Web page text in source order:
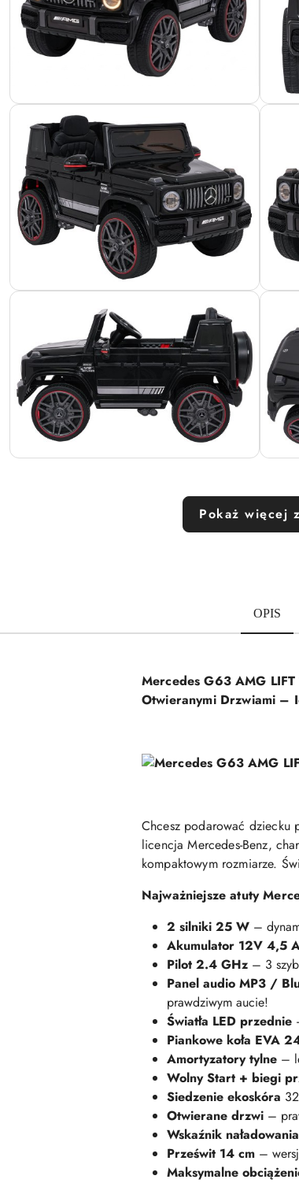
Pokaż więcej
OPIS
Mercedes G63 AMG
Otwieranymi Drzwiami –
Chcesz podarować dziecku
licencja Mercedes-Benz,
kompaktowym rozmiarze.
Najważniejsze atuty
2 silniki 25 W –
Akumulator 12V 4,5
Pilot 2.4 GHz – 3
Panel audio MP3 /
prawdziwym aucie!
Światła LED przednie
Piankowe koła EVA
Amortyzatory tylne –
Wolny Start + biegi
Siedzenie ekoskóra
Otwierane drzwi –
Wskaźnik
Prześwit 14 cm –
Maksymalne